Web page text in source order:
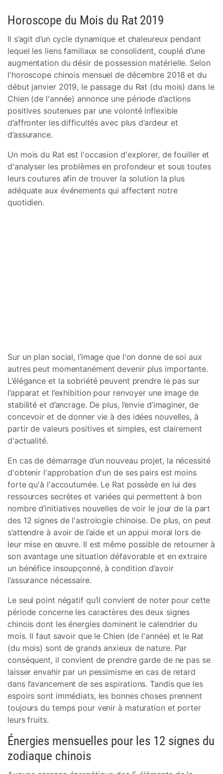
Horoscope du Mois du Rat 2019
Il s’agit d’un cycle dynamique et chaleureux pendant
lequel les liens familiaux se consolident, couplé d’une
augmentation du désir de possession matérielle. Selon
l'horoscope chinois mensuel de décembre 2018 et du
début janvier 2019, le passage du Rat (du mois) dans le
Chien (de l'année) annonce une période d’actions
positives soutenues par une volonté inflexible
d’affronter les difficultés avec plus d’ardeur et
d’assurance.
Un mois du Rat est l'occasion d'explorer, de fouiller et
d'analyser les problèmes en profondeur et sous toutes
leurs coutures afin de trouver la solution la plus
adéquate aux événements qui affectent notre
quotidien.
Sur un plan social, l’image que l'on donne de soi aux
autres peut momentanément devenir plus importante.
L’élégance et la sobriété peuvent prendre le pas sur
l’apparat et l’exhibition pour renvoyer une image de
stabilité et d’ancrage. De plus, l’envie d’imaginer, de
concevoir et de donner vie à des idées nouvelles, à
partir de valeurs positives et simples, est clairement
d'actualité.
En cas de démarrage d’un nouveau projet, la nécessité
d'obtenir l'approbation d'un de ses pairs est moins
forte qu'à l'accoutumée. Le Rat possède en lui des
ressources secrètes et variées qui permettent à bon
nombre d’initiatives nouvelles de voir le jour de la part
des 12 signes de l'astrologie chinoise. De plus, on peut
s’attendre à avoir de l’aide et un appui moral lors de
leur mise en œuvre. Il est même possible de retourner à
son avantage une situation défavorable et en extraire
un bénéfice insoupçonné, à condition d’avoir
l’assurance nécessaire.
Le seul point négatif qu’il convient de noter pour cette
période concerne les caractères des deux signes
chinois dont les énergies dominent le calendrier du
mois. Il faut savoir que le Chien (de l'année) et le Rat
(du mois) sont de grands anxieux de nature. Par
conséquent, il convient de prendre garde de ne pas se
laisser envahir par un pessimisme en cas de retard
dans l’avancement de ses aspirations. Tandis que les
espoirs sont immédiats, les bonnes choses prennent
toujours du temps pour venir à maturation et porter
leurs fruits.
Énergies mensuelles pour les 12 signes du
zodiaque chinois